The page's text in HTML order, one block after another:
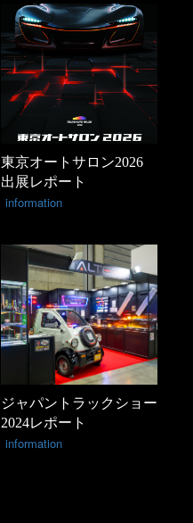
東京オートサロン2026
出展レポート
information
ジャパントラックショー
2024レポート
information